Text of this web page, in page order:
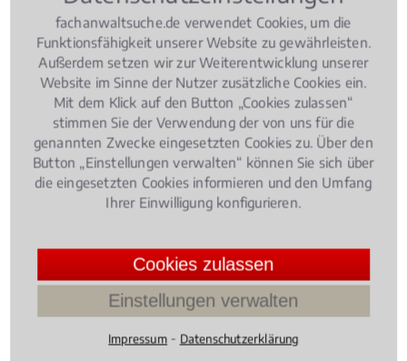
Eltern haben in Deutschland nach der Geburt ihres
Kindes die Möglichkeit drei Jahre Elternzeit im Job zu
fachanwaltsuche.de verwendet Cookies, um die
Funktionsfähigkeit unserer Website zu gewährleisten.
Außerdem setzen wir zur Weiterentwicklung unserer
Website im Sinne der Nutzer zusätzliche Cookies ein.
Mit dem Klick auf den Button „Cookies zulassen“
stimmen Sie der Verwendung der von uns für die
genannten Zwecke eingesetzten Cookies zu. Über den
Button „Einstellungen verwalten“ können Sie sich über
die eingesetzten Cookies informieren und den Umfang
Ihrer Einwilligung konfigurieren.
Cookies zulassen
Einstellungen verwalten
Impressum ⁃ Datenschutzerklärung